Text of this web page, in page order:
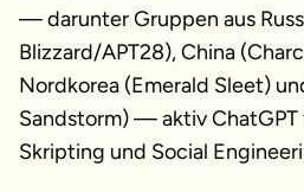
— darunter Gruppen aus
Blizzard/APT28), China
Nordkorea (Emerald Sleet)
Sandstorm) — aktiv ChatGPT
Skripting und Social